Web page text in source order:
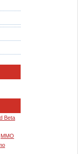
Beta
MMO